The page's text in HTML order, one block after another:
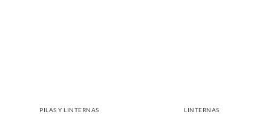
PILAS Y LINTERNAS LINTERNAS